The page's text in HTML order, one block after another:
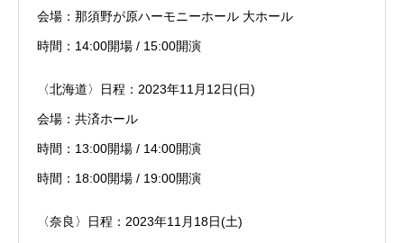
会場：那須野が原ハーモニーホール 大ホール
時間：14:00開場 / 15:00開演
〈北海道〉日程：2023年11月12日(日)
会場：共済ホール
時間：13:00開場 / 14:00開演
時間：18:00開場 / 19:00開演
〈奈良〉日程：2023年11月18日(土)